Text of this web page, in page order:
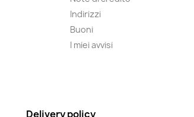
Indirizzi
Buoni
I miei avvisi
Delivery policy